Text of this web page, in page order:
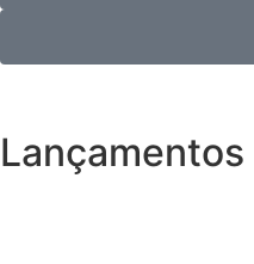
Lançamentos